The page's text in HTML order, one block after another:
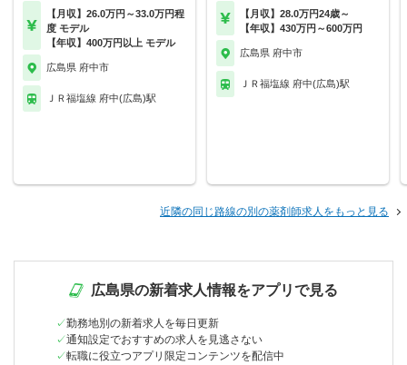
【月収】26.0万円～33.0万円程
度 モデル
【年収】400万円以上 モデル
広島県 府中市
ＪＲ福塩線 府中(広島)駅
【月収】28.0万円24歳～
【年収】430万円～600万円
広島県 府中市
ＪＲ福塩線 府中(広島)駅
近隣の同じ路線の別の薬剤師求人をもっと見る
広島県の新着求人情報をアプリで見る
勤務地別の新着求人を毎日更新
通知設定でおすすめの求人を見逃さない
転職に役立つアプリ限定コンテンツを配信中